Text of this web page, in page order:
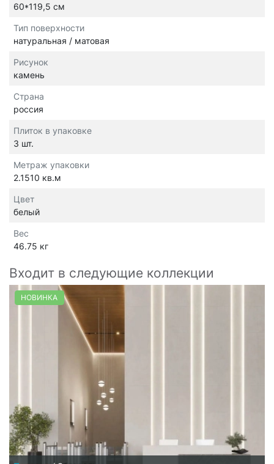
60*119,5 см
Тип поверхности
натуральная / матовая
Рисунок
камень
Страна
россия
Плиток в упаковке
3 шт.
Метраж упаковки
2.1510 кв.м
Цвет
белый
Вес
46.75 кг
Входит в следующие коллекции
НОВИНКА